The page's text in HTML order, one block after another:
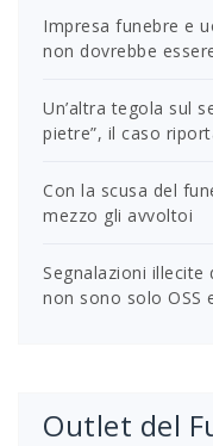
Impresa funebre e
non dovrebbe
Un’altra tegola sul
pietre”, il caso
Con la scusa del
mezzo gli avvoltoi
Segnalazioni
non sono solo OSS
Outlet del